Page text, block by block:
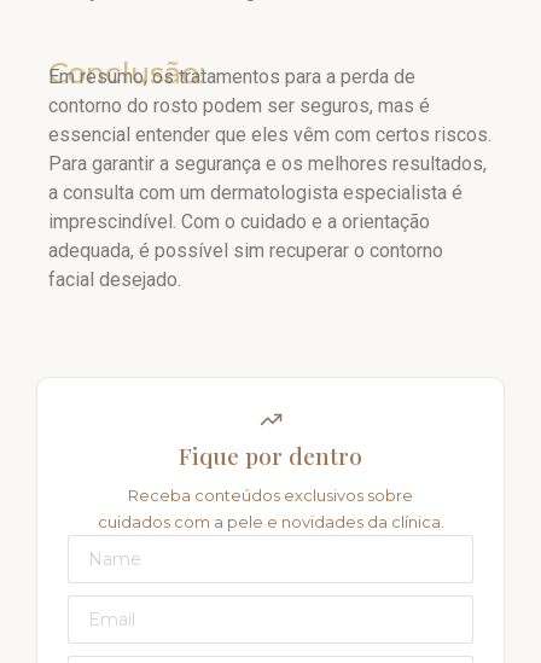
Conclusão:
Em resumo, os tratamentos para a perda de
contorno do rosto podem ser seguros, mas é
essencial entender que eles vêm com certos riscos.
Para garantir a segurança e os melhores resultados,
a consulta com um dermatologista especialista é
imprescindível. Com o cuidado e a orientação
adequada, é possível sim recuperar o contorno
facial desejado.
Fique por dentro
Receba conteúdos exclusivos sobre
cuidados com a pele e novidades da clínica.